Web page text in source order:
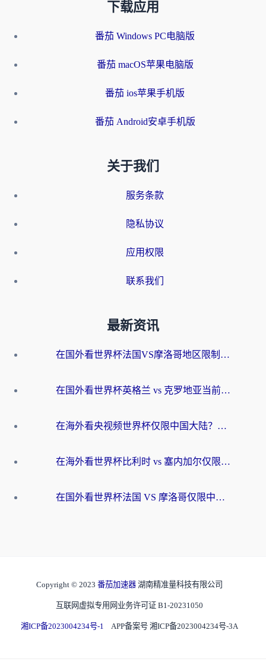
下载应用
番茄 Windows PC电脑版
番茄 macOS苹果电脑版
番茄 ios苹果手机版
番茄 Android安卓手机版
关于我们
服务条款
隐私协议
应用权限
联系我们
最新资讯
在国外看世界杯法国VS摩洛哥地区限制？这篇指南让你流畅看中文解说无压力
在国外看世界杯英格兰 vs 克罗地亚当前地区不可播放？这篇指南帮你搞定所有海外观赛难题
在海外看央视频世界杯仅限中国大陆？这篇指南帮你解锁中文解说+无卡顿直播
在海外看世界杯比利时 vs 塞内加尔仅限中国大陆？我找到了最流畅的中文解说之路
在国外看世界杯法国 VS 摩洛哥仅限中国大陆？海外党这样看中文解说赛事不卡顿
Copyright © 2023 番茄加速器 湖南精准量科技有限公司
互联网虚拟专用网业务许可证 B1-20231050
湘ICP备2023004234号-1 APP备案号 湘ICP备2023004234号-3A